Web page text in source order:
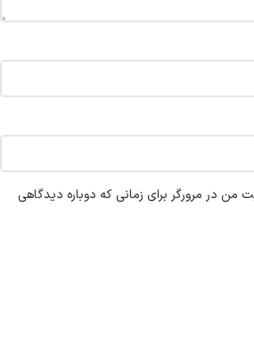
من در مرورگر برای زمانی که دوباره دیدگاهی